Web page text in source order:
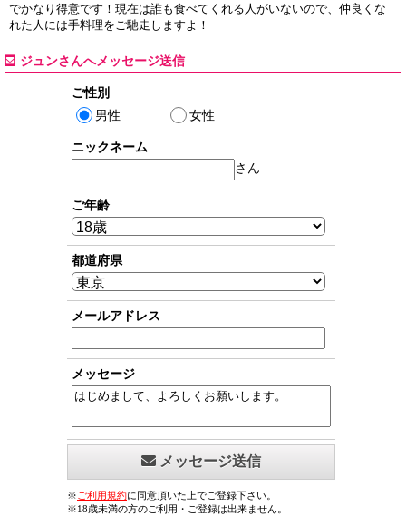
でかなり得意です！現在は誰も食べてくれる人がいないので、仲良くな
れた人には手料理をご馳走しますよ！
ジュンさんへメッセージ送信